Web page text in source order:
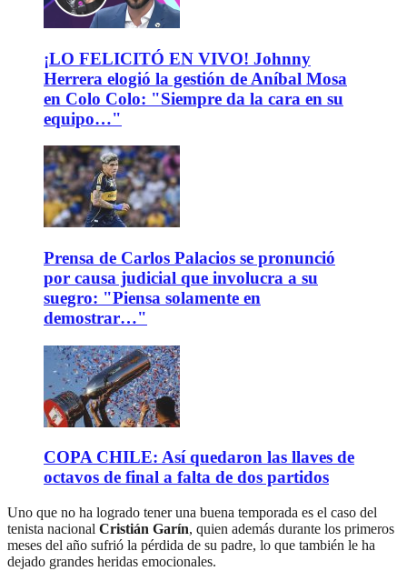
¡LO FELICITÓ EN VIVO! Johnny
Herrera elogió la gestión de Aníbal Mosa
en Colo Colo: "Siempre da la cara en su
equipo…"
Prensa de Carlos Palacios se pronunció
por causa judicial que involucra a su
suegro: "Piensa solamente en
demostrar…"
COPA CHILE: Así quedaron las llaves de
octavos de final a falta de dos partidos
Uno que no ha logrado tener una buena temporada es el caso del
tenista nacional Cristián Garín, quien además durante los primeros
meses del año sufrió la pérdida de su padre, lo que también le ha
dejado grandes heridas emocionales.